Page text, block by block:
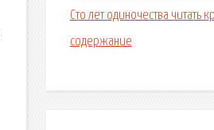
Сто лет одиночества читать
содержание